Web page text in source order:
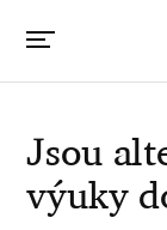
Jsou
výuky